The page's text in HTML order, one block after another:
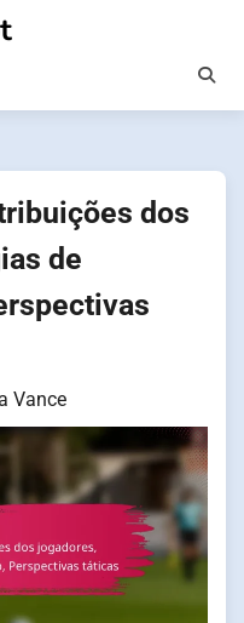
dos
de
Vance